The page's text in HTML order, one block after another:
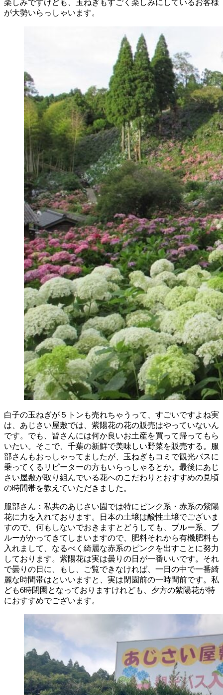
楽しみですけども、玉ねぎもすごく楽しみにしているお客様
が大勢いらっしゃいます。
白子の玉ねぎが５トンも売れちゃうって、すごいですよね実
は、あじさい屋敷では、紫陽花の花の販売はやっていないん
です。でも、皆さんには何か良いお土産を買って帰ってもら
いたい。そこで、千葉の新鮮で美味しい野菜を販売する。服
部さんもおっしゃってましたが、玉ねぎもコミで観光バスに
乗ってくるリピーターの方もいらっしゃるとか。最後にあじ
さい屋敷が取り組んでいる花へのこだわりとおすすめの見頃
の時間帯を教えていただきました。
服部さん：私共のあじさい園では特にピンク系・赤系の紫陽
花に力を入れております。日本の土壌は酸性土壌でございま
すので、何もしないでおきますとどうしても、ブルー系、ブ
ルーがかってきてしまいますので、肥料それから有機肥料も
入れまして、なるべく綺麗な赤系のピンクを出すことに努力
しております。紫陽花は実は曇りの日が一番いいです。それ
で曇りの日に、もし、ご覧できなければ、一日の中で一番綺
麗な時間帯はといいますと、実は閉園前の一時間前です。私
ども6時閉園となっておりますけれども、夕方の紫陽花が特
におすすめでございます。